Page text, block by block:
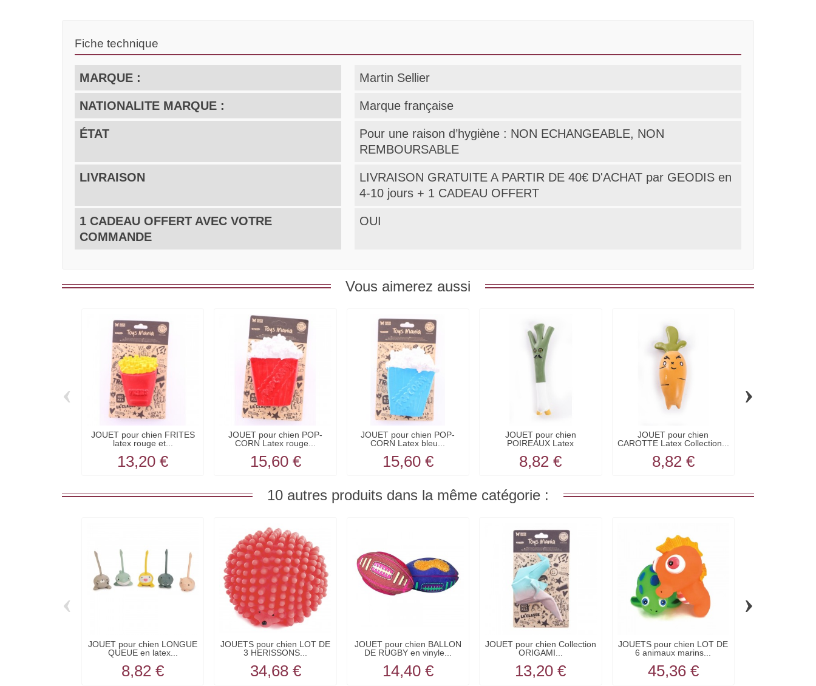
Fiche technique
MARQUE : Martin Sellier
NATIONALITE MARQUE : Marque française
ÉTAT
Pour une raison d’hygiène : NON ECHANGEABLE, NON
REMBOURSABLE
LIVRAISON
LIVRAISON GRATUITE A PARTIR DE 40€ D'ACHAT par GEODIS en
4-10 jours + 1 CADEAU OFFERT
1 CADEAU OFFERT AVEC VOTRE
COMMANDE
OUI
Vous aimerez aussi
JOUET pour chien FRITES
latex rouge et...
13,20 €
JOUET pour chien POP-
CORN Latex rouge...
15,60 €
JOUET pour chien POP-
CORN Latex bleu...
15,60 €
JOUET pour chien
POIREAUX Latex
8,82 €
JOUET pour chien
CAROTTE Latex Collection...
8,82 €
‹ ›
10 autres produits dans la même catégorie :
JOUET pour chien LONGUE
QUEUE en latex...
8,82 €
JOUETS pour chien LOT DE
3 HERISSONS...
34,68 €
JOUET pour chien BALLON
DE RUGBY en vinyle...
14,40 €
JOUET pour chien Collection
ORIGAMI...
13,20 €
JOUETS pour chien LOT DE
6 animaux marins...
45,36 €
‹ ›